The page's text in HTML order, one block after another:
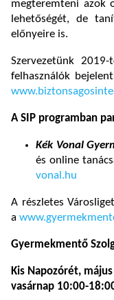
megteremteni azok
lehetőségét, de
előnyeire is.
Szervezetünk
felhasználók
A SIP programban
Kék Vonal
és online
vonal.hu
A részletes
a
Gyermekmentő
Kis Napozórét,
vasárnap 10:00-